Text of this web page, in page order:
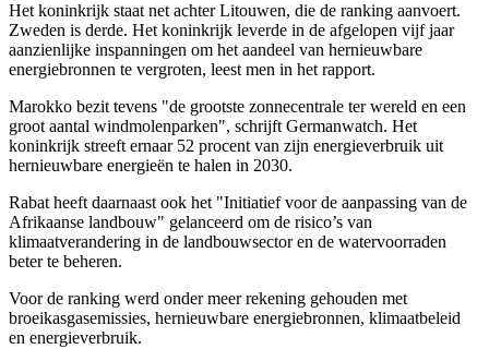
Het koninkrijk staat net achter Litouwen, die de ranking aanvoert.
Zweden is derde. Het koninkrijk leverde in de afgelopen vijf jaar
aanzienlijke inspanningen om het aandeel van hernieuwbare
energiebronnen te vergroten, leest men in het rapport.
Marokko bezit tevens "de grootste zonnecentrale ter wereld en een
groot aantal windmolenparken", schrijft Germanwatch. Het
koninkrijk streeft ernaar 52 procent van zijn energieverbruik uit
hernieuwbare energieën te halen in 2030.
Rabat heeft daarnaast ook het "Initiatief voor de aanpassing van de
Afrikaanse landbouw" gelanceerd om de risico’s van
klimaatverandering in de landbouwsector en de watervoorraden
beter te beheren.
Voor de ranking werd onder meer rekening gehouden met
broeikasgasemissies, hernieuwbare energiebronnen, klimaatbeleid
en energieverbruik.